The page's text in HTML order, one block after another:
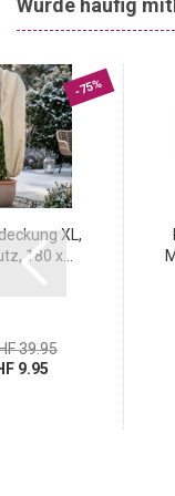
Wurde häufig
-75%
XL,
180 x...
39.95
9.95